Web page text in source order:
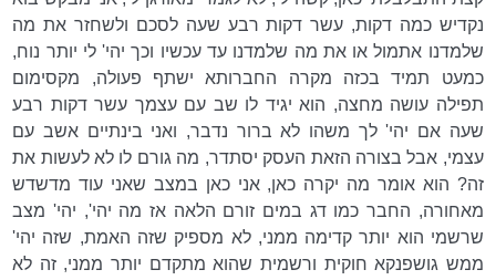
נקדיש כמה דקות, עשר דקות רבע שעה לסכם ולשחזר את מה
שלמדנו אתמול או את מה שלמדנו עד עכשיו וכך יהי' לי יותר נוח,
כמעט תמיד בכזה מקרה החברותא ישתף פעולה, מקסימום
תפילה עושה מחצה, הוא יגיד לו שב עם עצמך עשר דקות רבע
שעה אם יהי' לך משהו לא ברור נדבר, ואני בינתיים אשב עם
עצמי, אבל בצורה הזאת העסק יסתדר, מה גורם לו לא לעשות את
זה? הוא אומר מה יקרה כאן, אני כאן במצב שאני עוד מדשדש
מאחורה, החבר כמו דג במים זורם הלאה אז מה יהי', יהי' מצב
שרשמי הוא יותר קדימה ממני, לא מספיק שזה האמת, שזה יהי'
ממש גושפנקא חוקית ורשמית שהוא מתקדם יותר ממני, זה לא